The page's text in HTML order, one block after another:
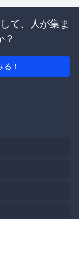
て、人が集ま
？
！